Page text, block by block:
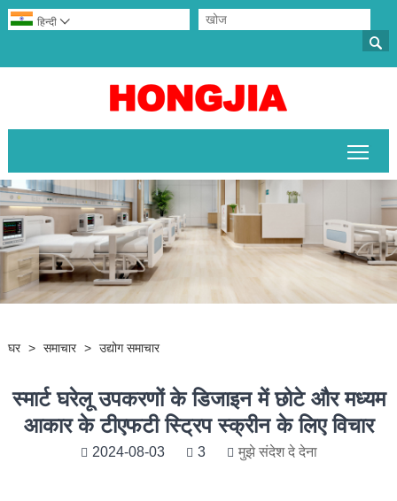

हिन्दी 
घर > समाचार > उद्योग समाचार
स्मार्ट घरेलू उपकरणों के डिजाइन में छोटे और मध्यम
आकार के टीएफटी स्ट्रिप स्क्रीन के लिए विचार
2024-08-03 3 मुझे संदेश दे देना